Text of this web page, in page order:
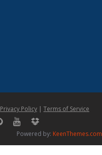
Privacy Policy | Terms of Service
Powered by: KeenThemes.com